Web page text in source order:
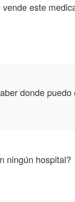
este
donde
ningún hospital?